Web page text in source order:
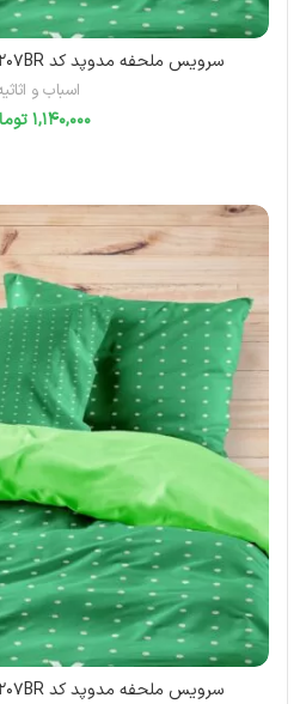
سرویس ملحفه مدوپد کد VM3-207BR یک نفره 4 تکه
اسباب و
سرویس ملحفه مدوپد کد VM3-207BR یک نفره 4 تکه